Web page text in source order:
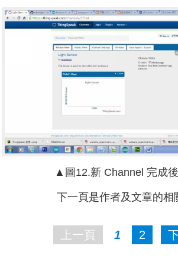
▲圖12.新 Channel 完成
下一頁是作者及文章的相
上一頁 1 2